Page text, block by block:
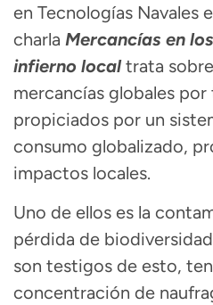
en Tecnologías Navales
charla Mercancías en
infierno localtrata
mercancías globales
propiciados por un
consumo globalizado,
impactos locales.
Uno de ellos es la
pérdida de
son testigos de esto,
concentración de